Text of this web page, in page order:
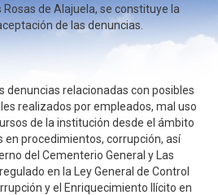
de Alajuela, se constituye la
de las denuncias.
denuncias relacionadas con posibles
realizados por empleados, mal uso
de la institución desde el ámbito
procedimientos, corrupción, así
del Cementerio General y Las
en la Ley General de Control
y el Enriquecimiento Ilícito en